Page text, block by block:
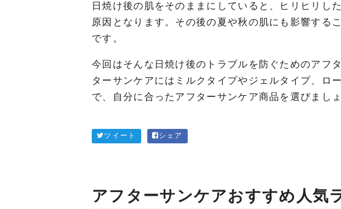
日焼け後の肌をそのままにしていると、ヒリヒリし
原因となります。その後の夏や秋の肌にも影響する
です。
今回はそんな日焼け後のトラブルを防ぐためのアフ
ターサンケアにはミルクタイプやジェルタイプ、ロ
で、自分に合ったアフターサンケア商品を選びましょ
ツイート シェア
アフターサンケアおすすめ人気